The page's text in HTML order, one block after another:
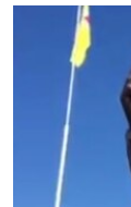
БИЗ ЖАНА
ДАНИСТЕ
ЭЖЕ-
АЗАТТЫК+
ЫҢГАЙСЫЗ
Русский
ОНЛАЙН